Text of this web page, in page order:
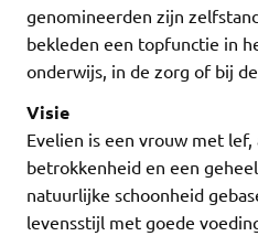
genomineerden zijn
bekleden een topfunctie in
onderwijs, in de zorg of bij
Visie
Evelien is een vrouw met
betrokkenheid en een
natuurlijke schoonheid
levensstijl met goede